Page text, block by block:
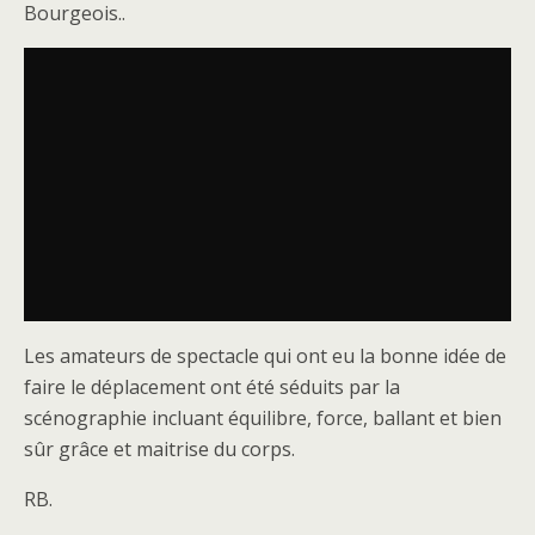
Bourgeois..
Les amateurs de spectacle qui ont eu la bonne idée de
faire le déplacement ont été séduits par la
scénographie incluant équilibre, force, ballant et bien
sûr grâce et maitrise du corps.
RB.